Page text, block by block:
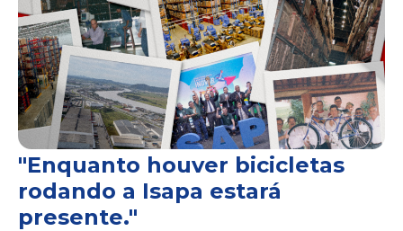
"Enquanto houver bicicletas
rodando a Isapa estará
presente."